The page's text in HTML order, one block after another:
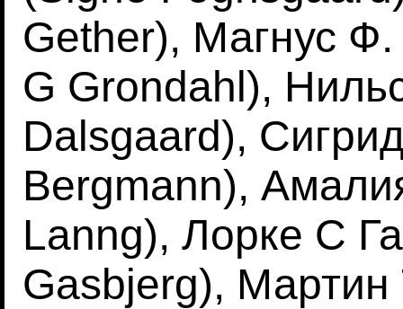
Gether), Магнус
G Grondahl),
Dalsgaard),
Bergmann),
Lanng), Лорке С
Gasbjerg),